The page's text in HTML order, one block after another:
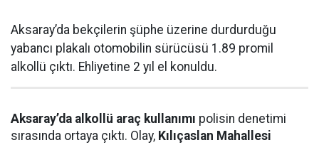
Aksaray’da bekçilerin şüphe üzerine durdurduğu
yabancı plakalı otomobilin sürücüsü 1.89 promil
alkollü çıktı. Ehliyetine 2 yıl el konuldu.
Aksaray’da alkollü araç kullanımı polisin denetimi
sırasında ortaya çıktı. Olay, Kılıçaslan Mahallesi